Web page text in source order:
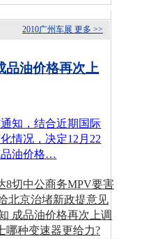
更多 >>
2010广州车展
品油价格再次上
知，结合近期国际
情况，决定12月22
品油价格…
8切中公商务MPV要害
北京治堵新政提意见
成品油价格再次上调
哪种变速器更给力?